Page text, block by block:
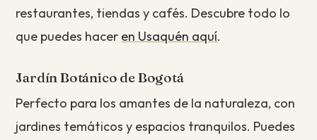
restaurantes, tiendas y cafés. Descubre todo lo
que puedes hacer en Usaquén aquí.
Jardín Botánico de Bogotá
Perfecto para los amantes de la naturaleza, con
jardines temáticos y espacios tranquilos. Puedes